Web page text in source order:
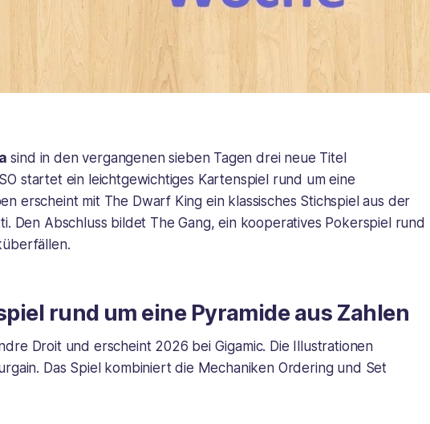
sind in den vergangenen sieben Tagen drei neue Titel
startet ein leichtgewichtiges Kartenspiel rund um eine
erscheint mit The Dwarf King ein klassisches Stichspiel aus der
Den Abschluss bildet The Gang, ein kooperatives Pokerspiel rund
rund um eine Pyramide aus Zahlen
Droit und erscheint 2026 bei Gigamic. Die Illustrationen
Das Spiel kombiniert die Mechaniken Ordering und Set